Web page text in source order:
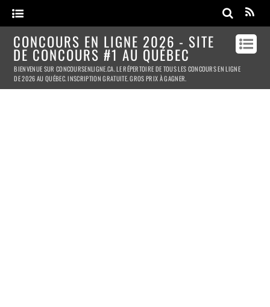
CONCOURS EN LIGNE 2026 - SITE
DE CONCOURS #1 AU QUÉBEC
BIENVENUE SUR CONCOURSENLIGNE.CA. LE RÉPERTOIRE DE TOUS LES CONCOURS EN LIGNE
DE 2026 AU QUÉBEC. INSCRIPTION GRATUITE. GROS PRIX À GAGNER.